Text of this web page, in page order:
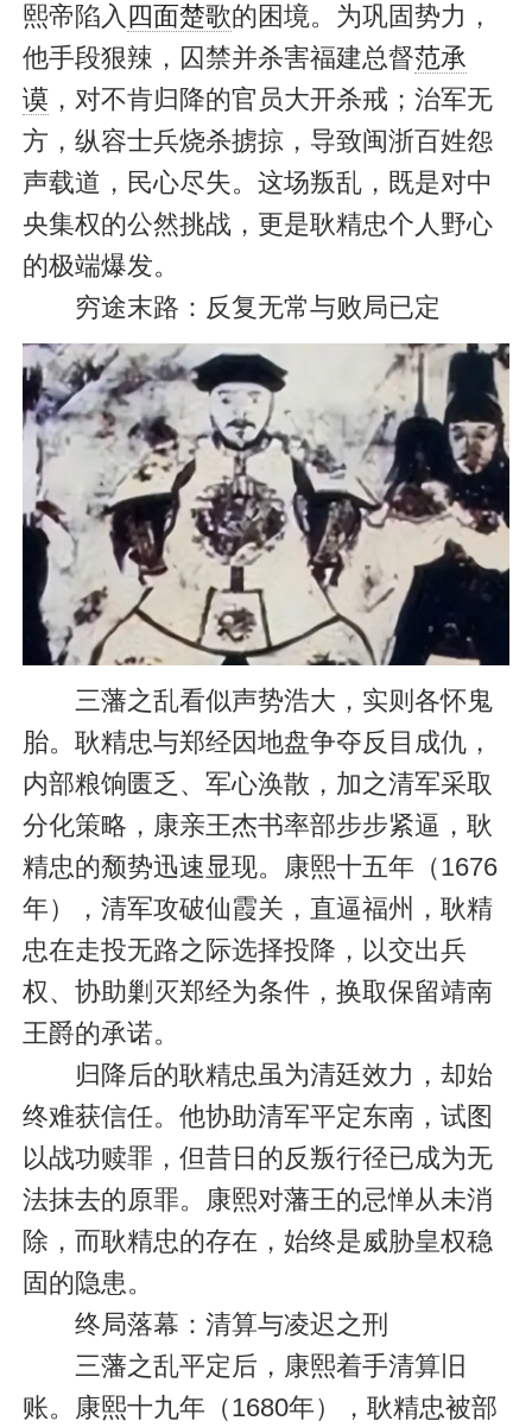
熙帝陷入 四面楚歌的困境。为巩固势力，
他手段狠辣，囚禁并杀害福建总督范承
谟，对不肯归降的官员大开杀戒；治军无
方，纵容士兵烧杀掳掠，导致闽浙百姓怨
声载道，民心尽失。这场叛乱，既是对中
央集权的公然挑战，更是耿精忠个人野心
的极端爆发。
穷途末路：反复无常与败局已定
三藩之乱看似声势浩大，实则各怀鬼
胎。耿精忠与郑经因地盘争夺反目成仇，
内部粮饷匮乏、军心涣散，加之清军采取
分化策略，康亲王杰书率部步步紧逼，耿
精忠的颓势迅速显现。康熙十五年（1676
年），清军攻破仙霞关，直逼福州，耿精
忠在走投无路之际选择投降，以交出兵
权、协助剿灭郑经为条件，换取保留靖南
王爵的承诺。
归降后的耿精忠虽为清廷效力，却始
终难获信任。他协助清军平定东南，试图
以战功赎罪，但昔日的反叛行径已成为无
法抹去的原罪。康熙对藩王的忌惮从未消
除，而耿精忠的存在，始终是威胁皇权稳
固的隐患。
终局落幕：清算与凌迟之刑
三藩之乱平定后，康熙着手清算旧
账。康熙十九年（1680年），耿精忠被部